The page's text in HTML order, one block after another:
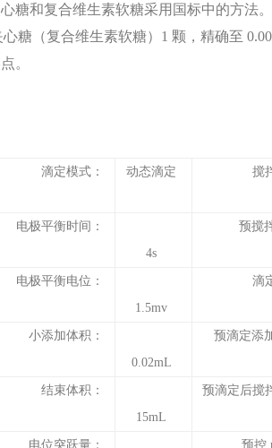
糖和复合维生素软糖采用国标中的方法。
心糖（复合维生素软糖） 1 颗，精确至
。
滴定模式： 动态滴定 搅
电极平衡时间：
4s
预搅
电极平衡电位：
1.5mv
滴
小添加体积：
0.02mL
预滴定添
结束体积：
15mL
预滴定后搅
电位突跃量：
预控